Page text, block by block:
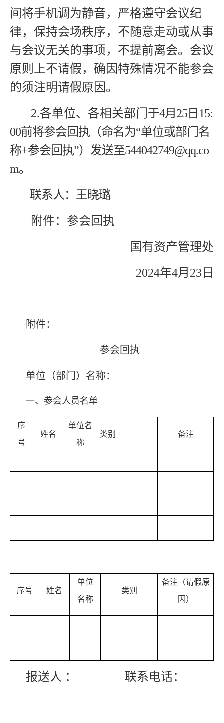
间将手机调为静音，严格遵守会议纪
律， 保持会场秩序，不随意走动或从事
与会议无关的事项，不提前离会。会议
原则上不请假，确因特殊情况不能参会
的须注明请假原因。
2.各单位、各相关部门 于4月 25 日 15:
00前将参会回执（命名为“单位或部门名
称+参会回执”）发送至544042749@qq.co
m。
联系人：王晓璐
附件：参会回执
国有资产管理处
2024年4月 23 日
附件：
参会回执
单位（部门）名称：
一、参会人员名单
序
号
姓名
单位名
称
类别 备注
序号 姓名
单位
名称
类别
备注（请假原
因）
报送人 ： 联系电话：